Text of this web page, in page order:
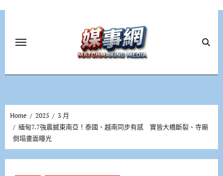
Home 2025
3 月
緬甸7.7強震撼東南亞！泰國、越南同步有感 實皆大橋斷裂、寺廟
倒塌畫面曝光